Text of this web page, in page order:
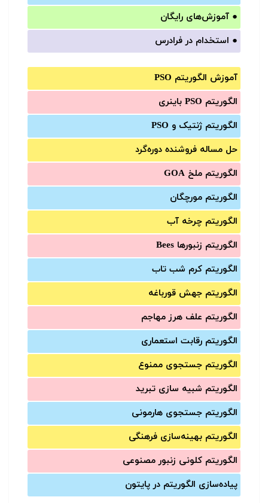
● آموزش‌های رایگان
● استخدام در فرادرس
آموزش الگوریتم PSO
الگوریتم PSO باینری
الگوریتم ژنتیک و PSO
حل مساله فروشنده دوره‌گرد
الگوریتم ملخ GOA
الگوریتم مورچگان
الگوریتم چرخه آب
الگوریتم زنبورها Bees
الگوریتم کرم شب تاب
الگوریتم جهش قورباغه
الگوریتم علف هرز مهاجم
الگوریتم رقابت استعماری
الگوریتم جستجوی ممنوع
الگوریتم شبیه سازی تبرید
الگوریتم جستجوی هارمونی
الگوریتم بهینه‌سازی فرهنگی
الگوریتم کلونی زنبور مصنوعی
پیاده‌سازی الگوریتم در پایتون